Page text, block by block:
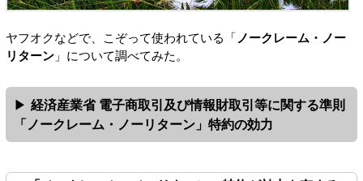
ヤフオクなどで、こぞって使われている「 ノークレーム・ノー
リターン」について調べてみた。
経済産業省 電子商取引及び情報財取引等に関する準則
「ノークレーム・ノーリターン」特約の効力